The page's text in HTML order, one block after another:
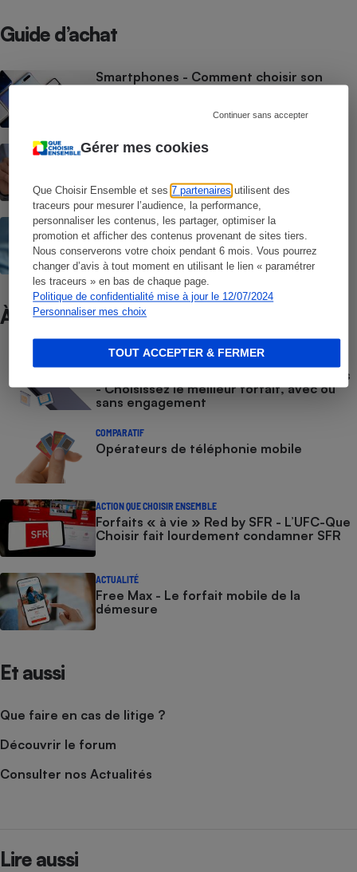
Gérer mes cookies
Que Choisir Ensemble et ses7 partenaires utilisent des
traceurs pour mesurer l’audience, la performance,
personnaliser les contenus, les partager, optimiser la
promotion et afficher des contenus provenant de sites tiers.
Nous conserverons votre choix pendant 6 mois. Vous pourrez
changer d’avis à tout moment en utilisant le lien « paramétrer
les traceurs » en bas de chaque page.
Politique de confidentialité mise à jour le 12/07/2024
Personnaliser mes choix
Continuer sans accepter
TOUT ACCEPTER & FERMER
Guide d’achat
Smartphones - Comment choisir son
smartphone
Forfait téléphonique - Les 10 questions à
Téléphones mobiles - Bien choisir son
téléphone mobile classique
À ne pas manquer
COMPARATEUR
Comparateur gratuit des forfaits mobiles
- Choisissez le meilleur forfait, avec ou
sans engagement
COMPARATIF
Opérateurs de téléphonie mobile
ACTION QUE CHOISIR ENSEMBLE
Forfaits « à vie » Red by SFR - L’UFC-Que
Choisir fait lourdement condamner SFR
ACTUALITÉ
Free Max - Le forfait mobile de la
démesure
Et aussi
Que faire en cas de litige ?
Découvrir le forum
Consulter nos Actualités
Lire aussi